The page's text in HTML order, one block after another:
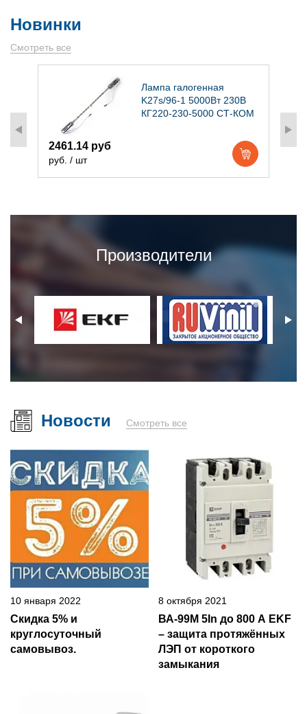
Новинки
Смотреть все
Лампа галогенная
K27s/96-1 5000Вт 230В
КГ220-230-5000 СТ-КОМ
2461.14 руб
руб. / шт
Производители
Новости Смотреть все
10 января 2022
Скидка 5% и
круглосуточный
самовывоз.
8 октября 2021
ВА-99М 5In до 800 А EKF
– защита протяжённых
ЛЭП от короткого
замыкания